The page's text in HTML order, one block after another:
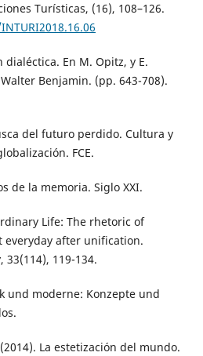
Turísticas, (16), 108–126.
En M. Opitz, y E.
Benjamin. (pp. 643-708).
del futuro perdido. Cultura y
FCE.
de la memoria. Siglo XXI.
Life: The rhetoric of
after unification.
33(114), 119-134.
und moderne: Konzepte und
La estetización del mundo.